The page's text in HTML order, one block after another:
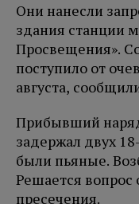
Они нанесли
здания станции
Просвещения».
поступило от
августа,
Прибывший
задержал двух
были пьяные.
Решается
пресечения.